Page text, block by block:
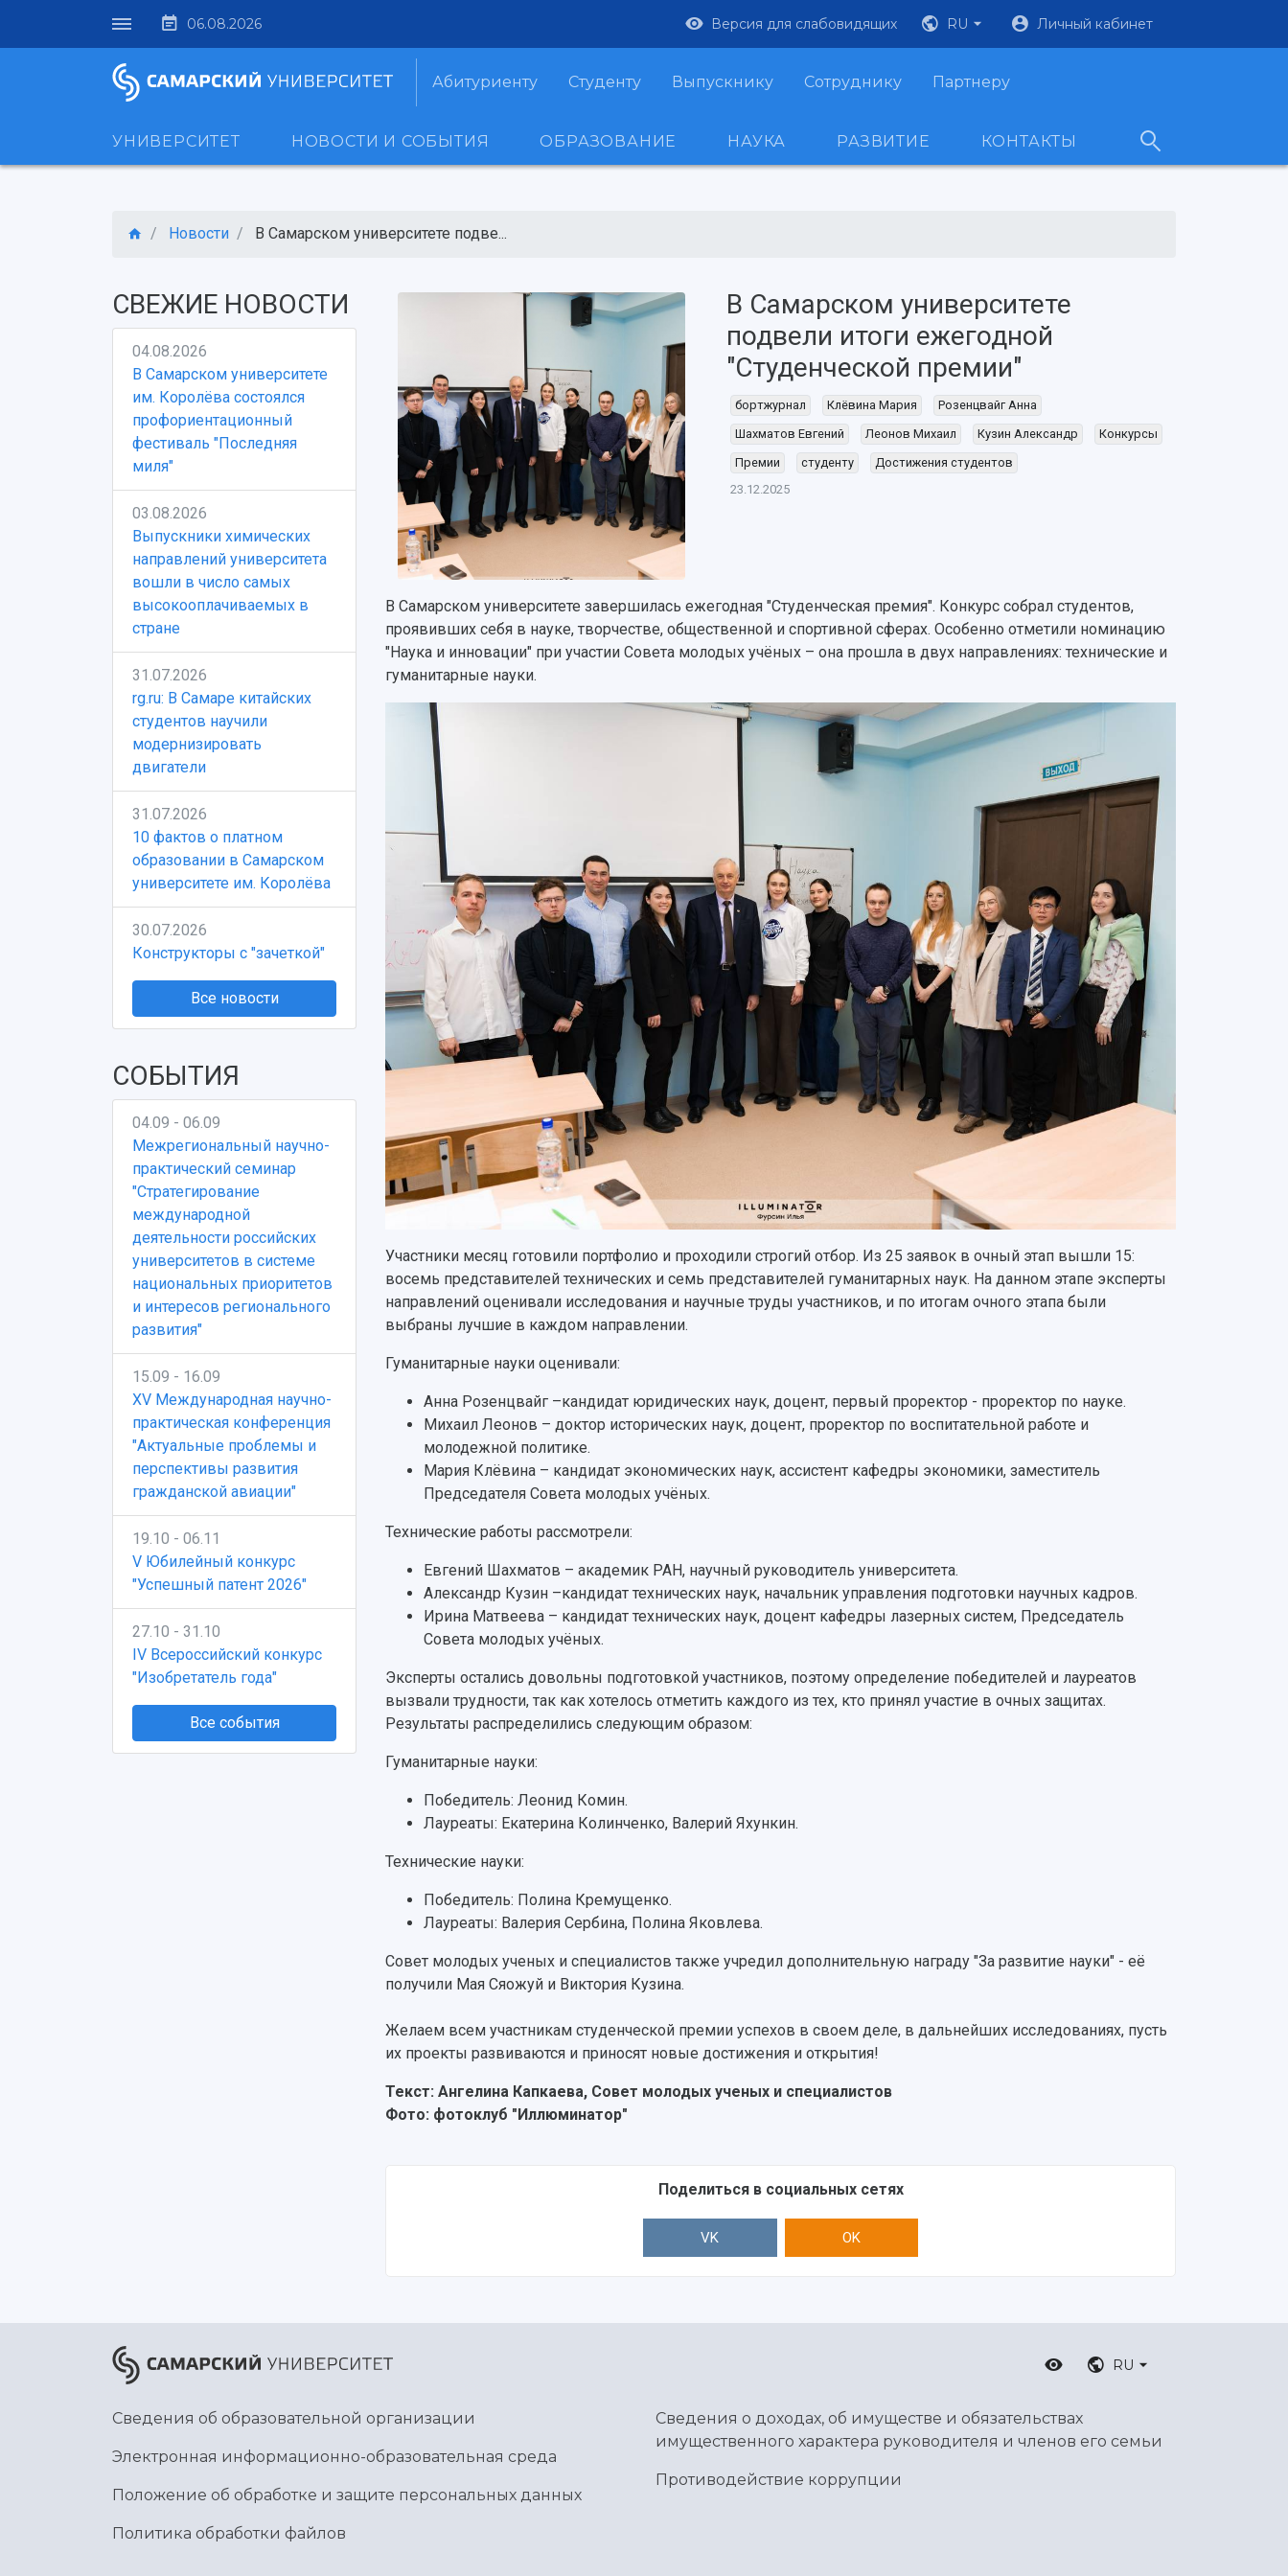
06.08.2026 Версия для слабовидящих RU Личный кабинет
Абитуриенту Студенту Выпускнику Сотруднику Партнеру
УНИВЕРСИТЕТ НОВОСТИ И СОБЫТИЯ ОБРАЗОВАНИЕ НАУКА РАЗВИТИЕ КОНТАКТЫ
Новости В Самарском университете подве...
СВЕЖИЕ НОВОСТИ
04.08.2026
В Самарском университете
им. Королёва состоялся
профориентационный
фестиваль "Последняя
миля"
03.08.2026
Выпускники химических
направлений университета
вошли в число самых
высокооплачиваемых в
стране
31.07.2026
rg.ru: В Самаре китайских
студентов научили
модернизировать
двигатели
31.07.2026
10 фактов о платном
образовании в Самарском
университете им. Королёва
30.07.2026
Конструкторы с "зачеткой"
Все новости
СОБЫТИЯ
04.09 - 06.09
Межрегиональный научно-
практический семинар
"Стратегирование
международной
деятельности российских
университетов в системе
национальных приоритетов
и интересов регионального
развития"
15.09 - 16.09
XV Международная научно-
практическая конференция
"Актуальные проблемы и
перспективы развития
гражданской авиации"
19.10 - 06.11
V Юбилейный конкурс
"Успешный патент 2026"
27.10 - 31.10
IV Всероссийский конкурс
"Изобретатель года"
Все события
В Самарском университете
подвели итоги ежегодной
"Студенческой премии"
бортжурнал Клёвина Мария
Розенцвайг Анна
Шахматов Евгений
Леонов Михаил Кузин Александр
Конкурсы
Премии
студенту
Достижения студентов
23.12.2025
В Самарском университете завершилась ежегодная "Студенческая премия". Конкурс собрал студентов,
проявивших себя в науке, творчестве, общественной и спортивной сферах. Особенно отметили номинацию
"Наука и инновации" при участии Совета молодых учёных – она прошла в двух направлениях: технические и
гуманитарные науки.
Участники месяц готовили портфолио и проходили строгий отбор. Из 25 заявок в очный этап вышли 15:
восемь представителей технических и семь представителей гуманитарных наук. На данном этапе эксперты
направлений оценивали исследования и научные труды участников, и по итогам очного этапа были
выбраны лучшие в каждом направлении.
Гуманитарные науки оценивали:
Анна Розенцвайг –кандидат юридических наук, доцент, первый проректор - проректор по науке.
Михаил Леонов – доктор исторических наук, доцент, проректор по воспитательной работе и
молодежной политике.
Мария Клёвина – кандидат экономических наук, ассистент кафедры экономики, заместитель
Председателя Совета молодых учёных. ​
Технические работы рассмотрели:
Евгений Шахматов – академик РАН, научный руководитель университета.
Александр Кузин –кандидат технических наук, начальник управления подготовки научных кадров.
Ирина Матвеева – кандидат технических наук, доцент кафедры лазерных систем, Председатель
Совета молодых учёных.
Эксперты остались довольны подготовкой участников, поэтому определение победителей и лауреатов
вызвали трудности, так как хотелось отметить каждого из тех, кто принял участие в очных защитах.
Результаты распределились следующим образом:
Гуманитарные науки:
Победитель: Леонид Комин.
Лауреаты: Екатерина Колинченко, Валерий Яхункин.
Технические науки:
Победитель: Полина Кремущенко.
Лауреаты: Валерия Сербина, Полина Яковлева.
Совет молодых ученых и специалистов также учредил дополнительную награду "За развитие науки" - её
получили Мая Сяожуй и Виктория Кузина.
Желаем всем участникам студенческой премии успехов в своем деле, в дальнейших исследованиях, пусть
их проекты развиваются и приносят новые достижения и открытия!
Текст: Ангелина Капкаева, Совет молодых ученых и специалистов
Фото: фотоклуб "Иллюминатор"
Поделиться в социальных сетях
VK OK
RU
Сведения об образовательной организации
Электронная информационно-образовательная среда
Положение об обработке и защите персональных данных
Политика обработки файлов
Сведения о доходах, об имуществе и обязательствах
имущественного характера руководителя и членов его семьи
Противодействие коррупции